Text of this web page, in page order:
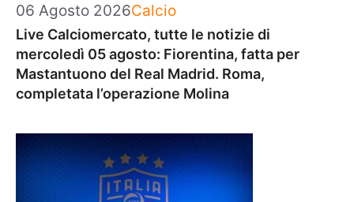
06 Agosto 2026Categorie
Calcio
Live Calciomercato, tutte le notizie di
mercoledì 05 agosto: Fiorentina, fatta per
Mastantuono del Real Madrid. Roma,
completata l’operazione Molina